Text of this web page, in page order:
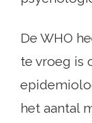
De WHO
te vroeg is
het aantal